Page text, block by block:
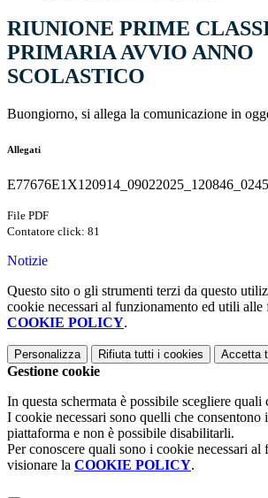
RIUNIONE PRIME
PRIMARIA AVVIO ANNO
SCOLASTICO
Buongiorno, si allega la comunicazione in
Allegati
File PDF
Contatore click: 81
Notizie
Questo sito o gli strumenti terzi da questo
cookie necessari al funzionamento ed utili
COOKIE POLICY.
Personalizza Rifiuta tutti i cookies Accetta
Gestione cookie
In questa schermata è possibile scegliere quali
I cookie necessari sono quelli che consentono
piattaforma e non è possibile disabilitarli.
Per conoscere quali sono i cookie necessari al
visionare la COOKIE POLICY.